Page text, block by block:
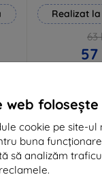
web
cookie pe site-ul
buna
să analizăm
Realizat
63
57
-10%